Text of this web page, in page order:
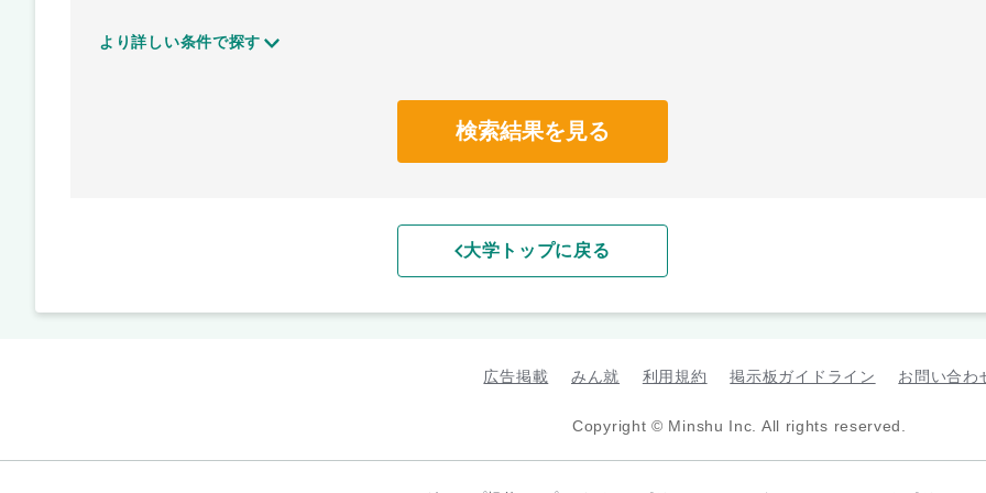
より詳しい条件で探す
検索結果を見る
大学トップに戻る
広告掲載 みん就 利用規約 掲示板ガイドライン お問い合わ
Copyright © Minshu Inc. All rights reserved.